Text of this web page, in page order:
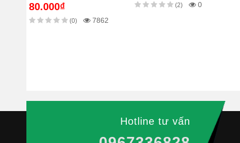
80.000₫
(0) 7862
(2) 0
Hotline tư vấn